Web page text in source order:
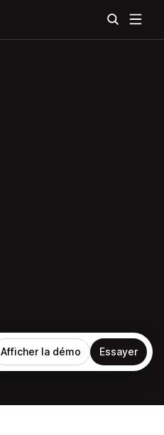
Afficher la démo Essayer